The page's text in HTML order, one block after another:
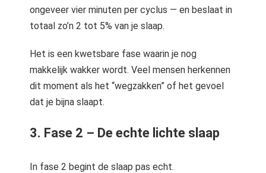
ongeveer vier minuten per cyclus — en beslaat in
totaal zo’n 2 tot 5% van je slaap.
Het is een kwetsbare fase waarin je nog
makkelijk wakker wordt. Veel mensen herkennen
dit moment als het “wegzakken” of het gevoel
dat je bijna slaapt.
3. Fase 2 – De echte lichte slaap
In fase 2 begint de slaap pas echt.